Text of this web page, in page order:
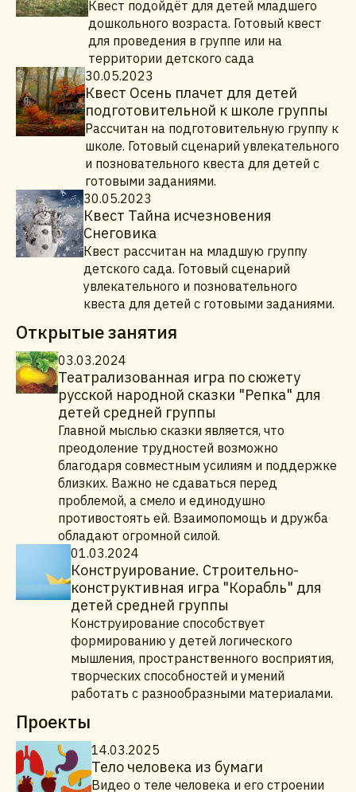
Квест подойдёт для детей младшего
дошкольного возраста. Готовый квест
для проведения в группе или на
территории детского сада
30.05.2023
Квест Осень плачет для детей
подготовительной к школе группы
Рассчитан на подготовительную группу к
школе. Готовый сценарий увлекательного
и позновательного квеста для детей с
готовыми заданиями.
30.05.2023
Квест Тайна исчезновения
Снеговика
Квест рассчитан на младшую группу
детского сада. Готовый сценарий
увлекательного и позновательного
квеста для детей с готовыми заданиями.
Открытые занятия
03.03.2024
Театрализованная игра по сюжету
русской народной сказки "Репка" для
детей средней группы
Главной мыслью сказки является, что
преодоление трудностей возможно
благодаря совместным усилиям и поддержке
близких. Важно не сдаваться перед
проблемой, а смело и единодушно
противостоять ей. Взаимопомощь и дружба
обладают огромной силой.
01.03.2024
Конструирование. Строительно-
конструктивная игра "Корабль" для
детей средней группы
Конструирование способствует
формированию у детей логического
мышления, пространственного восприятия,
творческих способностей и умений
работать с разнообразными материалами.
Проекты
14.03.2025
Тело человека из бумаги
Видео о теле человека и его строении